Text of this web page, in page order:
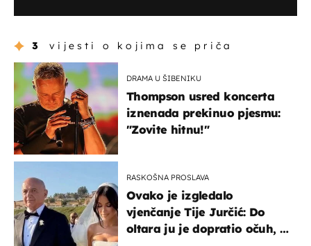
3 vijesti o kojima se priča
DRAMA U ŠIBENIKU
Thompson usred koncerta
iznenada prekinuo pjesmu:
"Zovite hitnu!"
RASKOŠNA PROSLAVA
Ovako je izgledalo
vjenčanje Tije Jurčić: Do
oltara ju je dopratio očuh, a